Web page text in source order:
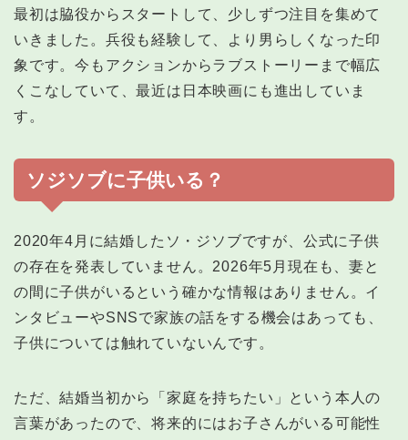
最初は脇役からスタートして、少しずつ注目を集めて
いきました。兵役も経験して、より男らしくなった印
象です。今もアクションからラブストーリーまで幅広
くこなしていて、最近は日本映画にも進出していま
す。
ソジソブに子供いる？
2020年4月に結婚したソ・ジソブですが、公式に子供
の存在を発表していません。2026年5月現在も、妻と
の間に子供がいるという確かな情報はありません。イ
ンタビューやSNSで家族の話をする機会はあっても、
子供については触れていないんです。
ただ、結婚当初から「家庭を持ちたい」という本人の
言葉があったので、将来的にはお子さんがいる可能性